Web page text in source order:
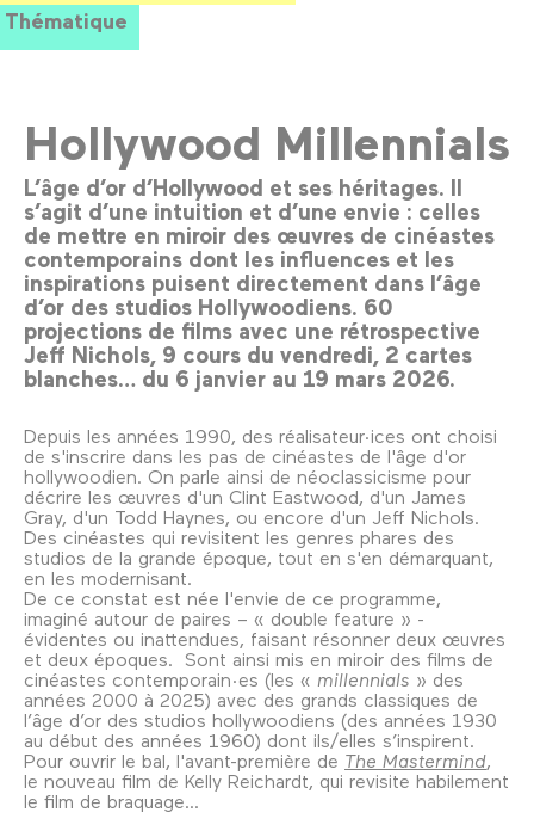
Thématique
Hollywood Millennials
L’âge d’or d’Hollywood et ses héritages. Il
s’agit d’une intuition et d’une envie : celles
de mettre en miroir des œuvres de cinéastes
contemporains dont les influences et les
inspirations puisent directement dans l’âge
d’or des studios Hollywoodiens. 60
projections de films avec une rétrospective
Jeff Nichols, 9 cours du vendredi, 2 cartes
blanches… du 6 janvier au 19 mars 2026.
Depuis les années 1990, des réalisateur·ices ont choisi
de s'inscrire dans les pas de cinéastes de l'âge d'or
hollywoodien. On parle ainsi de néoclassicisme pour
décrire les œuvres d'un Clint Eastwood, d'un James
Gray, d'un Todd Haynes, ou encore d'un Jeff Nichols.
Des cinéastes qui revisitent les genres phares des
studios de la grande époque, tout en s'en démarquant,
en les modernisant.
De ce constat est née l'envie de ce programme,
imaginé autour de paires – « double feature » -
évidentes ou inattendues, faisant résonner deux œuvres
et deux époques. Sont ainsi mis en miroir des films de
cinéastes contemporain·es (les « millennials » des
années 2000 à 2025) avec des grands classiques de
l’âge d’or des studios hollywoodiens (des années 1930
au début des années 1960) dont ils/elles s’inspirent.
Pour ouvrir le bal, l'avant-première de The Mastermind
le nouveau film de Kelly Reichardt, qui revisite habilement
le film de braquage...